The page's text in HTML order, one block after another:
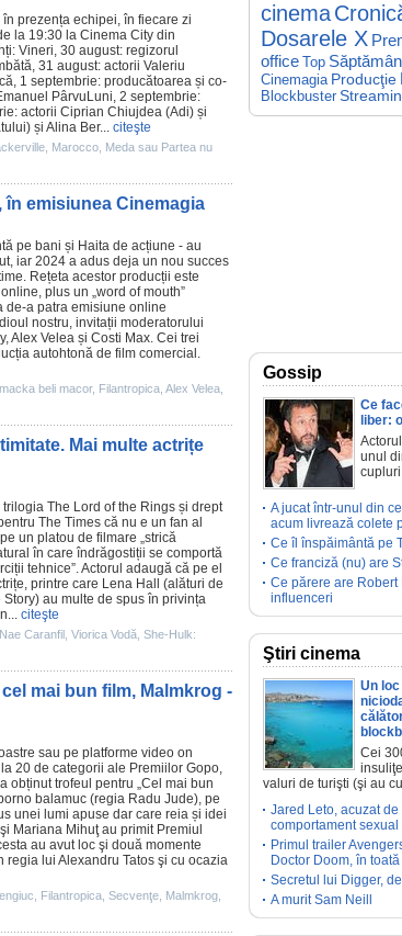
prezența echipei, în fiecare zi
la 19:30 la Cinema City din
Vineri, 30 august: regizorul
31 august: actorii Valeriu
1 septembrie: producătoarea și co-
PârvuLuni, 2 septembrie:
actorii Ciprian Chiujdea (Adi) și
și Alina Ber... citeşte
Marocco Meda sau Partea nu
în emisiunea Cinemagia
pe bani și Haita de acțiune - au
iar 2024 a adus deja un nou succes
Rețeta acestor producții este
plus un „word of mouth”
de-a patra emisiune online
nostru, invitații moderatorului
Alex Velea și Costi Max. Cei trei
autohtonă de film comercial.
beli macor, Filantropica Alex Velea
Mai multe actrițe
The Lord of the Rings și drept
The Times că nu e un fan al
un platou de filmare „strică
în care îndrăgostiții se comportă
tehnice”. Actorul adaugă că pe el
printre care Lena Hall
(alături de
Story) au multe de spus în privința
citeşte
Nae Caranfil Viorica Vodă She-Hulk:
mai bun film, Malmkrog -
sau pe platforme video on
20 de categorii ale Premiilor Gopo,
obținut trofeul pentru „Cel mai bun
balamuc (regia Radu Jude), pe
unei lumi apuse dar care reia și idei
şi Mariana Mihuţ au primit Premiul
au avut loc şi două momente
lui Alexandru Tatos şi cu ocazia
Filantropica Secvenţe Malmkrog
cinema
Dosarele X
office Top
Cinemagia Producţie
Blockbuster
Gossip
Ce
liber:
unul
A jucat într-unul din
acum livrează colete
Ce îl înspăimântă pe
Ce franciză (nu) are
Ce părere are Robert
influenceri
Ştiri cinema
Un
Cei
valuri de turişti (şi au
Jared Leto, acuzat
comportament
Primul trailer
Doctor Doom, în
Secretul lui Digger,
A murit Sam Neill